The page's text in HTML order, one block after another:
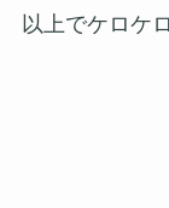
以上でケロケ